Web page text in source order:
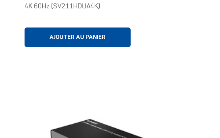
4K 60Hz (SV211HDUA4K)
AJOUTER AU PANIER